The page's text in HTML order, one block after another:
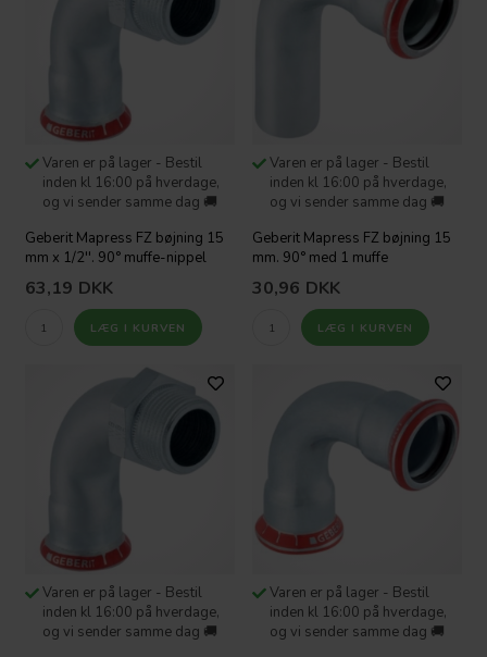
Varen er på lager - Bestil
inden kl 16:00 på hverdage,
og vi sender samme dag 🚚
Geberit Mapress FZ bøjning 15
mm x 1/2''. 90° muffe-nippel
63,19 DKK
Varen er på lager - Bestil
inden kl 16:00 på hverdage,
og vi sender samme dag 🚚
Geberit Mapress FZ bøjning 15
mm. 90° med 1 muffe
30,96 DKK
Varen er på lager - Bestil
inden kl 16:00 på hverdage,
og vi sender samme dag 🚚
Varen er på lager - Bestil
inden kl 16:00 på hverdage,
og vi sender samme dag 🚚